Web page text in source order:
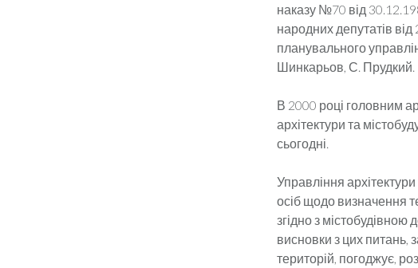
наказу №70 від
народних депутатів
планувального
Шинкарьов, С. Прудкий.
В 2000 році головним
архітектури та
сьогодні.
Управління
осіб щодо визначення
згідно з
висновки з цих питань,
територій, погоджує,